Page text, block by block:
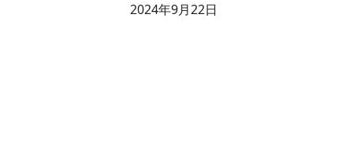
2024年9月22日